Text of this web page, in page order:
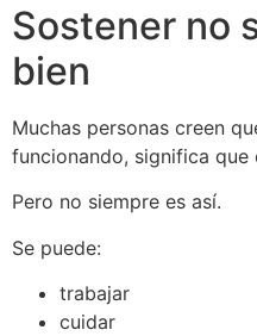
Sostener no
bien
Muchas personas creen
funcionando, significa que
Pero no siempre es así.
Se puede:
trabajar
cuidar